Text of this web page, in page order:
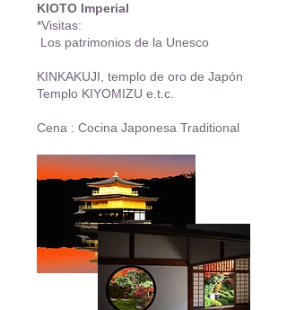
KIOTO Imperial
*Visitas:
Los patrimonios de la Unesco
KINKAKUJI, templo de oro de Japón
Templo KIYOMIZU e.t.c.
Cena : Cocina Japonesa Traditional